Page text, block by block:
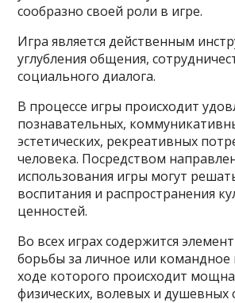
сообразно своей роли в игре.
Игра является действенным
углубления общения,
социального диалога.
В процессе игры происходит
познавательных,
эстетических, рекреативных
человека. Посредством
использования игры могут
воспитания и распространения
ценностей.
Во всех играх содержится
борьбы за личное или командное
ходе которого происходит
физических, волевых и душевных